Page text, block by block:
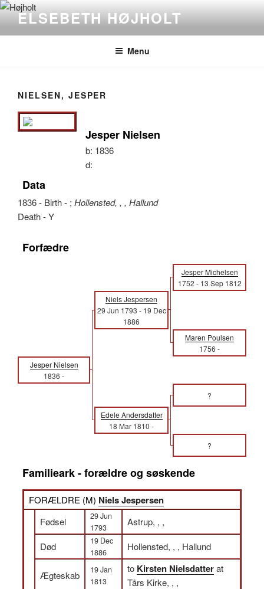
Videre
indhold
ELSEBETH HØJHOLT
Menu
NIELSEN, JESPER
Jesper Nielsen
b: 1836
d:
Data
1836 - Birth - ; Hollensted, , , Hallund
Death - Y
Forfædre
Jesper Michelsen
1752 - 13 Sep 1812
Niels Jespersen
29 Jun 1793 - 19 Dec
1886
Maren Poulsen
1756 -
Jesper Nielsen
1836 -
?
Edele Andersdatter
18 Mar 1810 -
?
Familieark - forældre og søskende
FORÆLDRE (M) Niels Jespersen
Fødsel
29 Jun
1793
Astrup, , ,
Død
19 Dec
1886
Hollensted, , , Hallund
Ægteskab
19 Jan
1813
to Kirsten Nielsdatterat
Tårs Kirke, , ,